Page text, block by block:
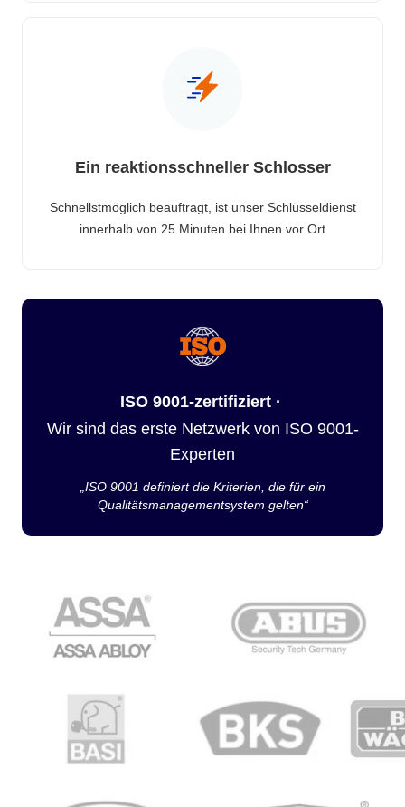
Ein reaktionsschneller Schlosser
Schnellstmöglich beauftragt, ist unser Schlüsseldienst
innerhalb von 25 Minuten bei Ihnen vor Ort
ISO 9001-zertifiziert ·
Wir sind das erste Netzwerk von ISO 9001-
Experten
„ISO 9001 definiert die Kriterien, die für ein
Qualitätsmanagementsystem gelten“